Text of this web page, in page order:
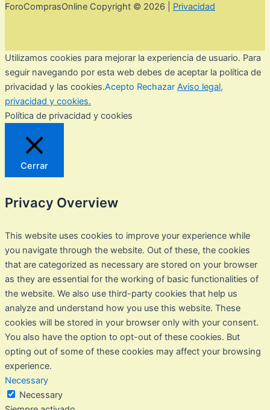
ForoComprasOnline Copyright © 2026 | Privacidad
Utilizamos cookies para mejorar la experiencia de usuario. Para
seguir navegando por esta web debes de aceptar la política de
privacidad y las cookies.Acepto Rechazar Aviso legal,
privacidad y cookies.
Política de privacidad y cookies
Cerrar
Privacy Overview
This website uses cookies to improve your experience while
you navigate through the website. Out of these, the cookies
that are categorized as necessary are stored on your browser
as they are essential for the working of basic functionalities of
the website. We also use third-party cookies that help us
analyze and understand how you use this website. These
cookies will be stored in your browser only with your consent.
You also have the option to opt-out of these cookies. But
opting out of some of these cookies may affect your browsing
experience.
Necessary
Necessary